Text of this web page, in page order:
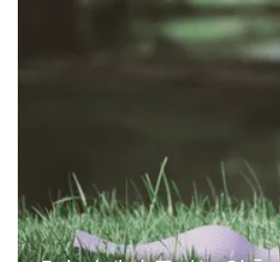
호숫가에서 즐기는 일출